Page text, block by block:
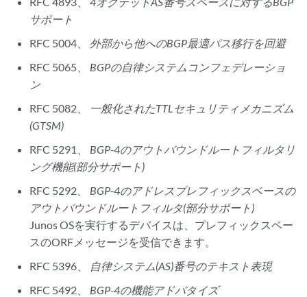
サポート
RFC 5004、 外部から他へのBGP最適パス移行を回避
RFC 5065、 BGPの自律システムコンフェデレーショ
ン
RFC 5082、 一般化されたTTLセキュリティメカニズム
(GTSM)
RFC 5291、 BGP-4のアウトバウンドルートフィルタリ
ング機能(部分サポート)
RFC 5292、 BGP-4のアドレスプレフィックスベースの
アウトバウンドルートフィルタ(部分サポート)
Junos OSを実行するデバイスは、プレフィックスベー
スのORFメッセージを受信できます。
RFC 5396、 自律システム(AS)番号のテキスト表現
RFC 5492、 BGP-4の機能アドバタイズ